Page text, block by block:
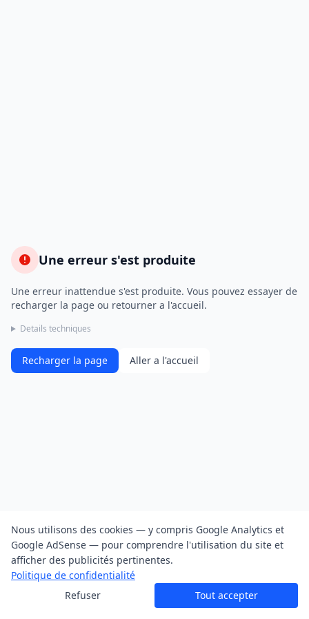
Une erreur s'est produite
Une erreur inattendue s'est produite. Vous pouvez essayer de
recharger la page ou retourner a l'accueil.
Details techniques
Recharger la page Aller a l'accueil
Nous utilisons des cookies — y compris Google Analytics et
Google AdSense — pour comprendre l'utilisation du site et
afficher des publicités pertinentes.
Politique de confidentialité
Refuser
Tout accepter